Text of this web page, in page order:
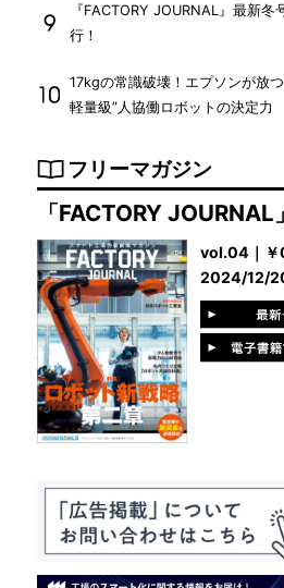
『FACTORY JOURNAL』最新
行！
17kgの常識破壊！エプソンが放
軽量級”人協働ロボットの決定力
フリーマガジン
「FACTORY JOURNAL」
vol.04｜￥
2024/12/